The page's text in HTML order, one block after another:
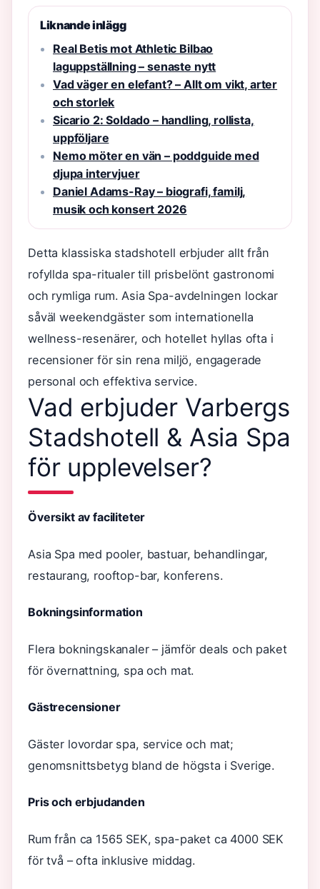
Liknande inlägg
Real Betis mot Athletic Bilbao
laguppställning – senaste nytt
Vad väger en elefant? – Allt om vikt, arter
och storlek
Sicario 2: Soldado – handling, rollista,
uppföljare
Nemo möter en vän – poddguide med
djupa intervjuer
Daniel Adams-Ray – biografi, familj,
musik och konsert 2026
Detta klassiska stadshotell erbjuder allt från
rofyllda spa-ritualer till prisbelönt gastronomi
och rymliga rum. Asia Spa-avdelningen lockar
såväl weekendgäster som internationella
wellness-resenärer, och hotellet hyllas ofta i
recensioner för sin rena miljö, engagerade
personal och effektiva service.
Vad erbjuder Varbergs
Stadshotell & Asia Spa
för upplevelser?
Översikt av faciliteter
Asia Spa med pooler, bastuar, behandlingar,
restaurang, rooftop-bar, konferens.
Bokningsinformation
Flera bokningskanaler – jämför deals och paket
för övernattning, spa och mat.
Gästrecensioner
Gäster lovordar spa, service och mat;
genomsnittsbetyg bland de högsta i Sverige.
Pris och erbjudanden
Rum från ca 1565 SEK, spa-paket ca 4000 SEK
för två – ofta inklusive middag.